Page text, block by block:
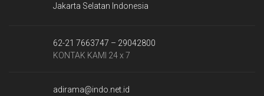
Jakarta Selatan Indonesia
62-21 7663747 – 29042800
KONTAK KAMI 24 x 7
adirama@indo.net.id